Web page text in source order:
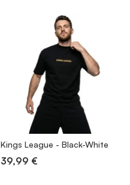
Kings League - Black-White
39,99 €